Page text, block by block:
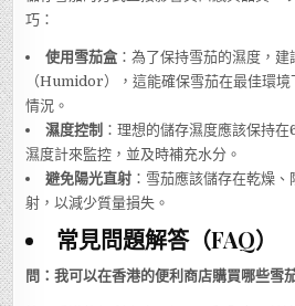
巧：
使用雪茄盒 ：為了保持雪茄的濕度，
（Humidor），這能確保雪茄在最佳環
情況。
濕度控制 ：理想的儲存濕度應該保持
濕度計來監控，並及時補充水分。
避免陽光直射 ：雪茄應該儲存在乾燥
射，以減少質量損失。
常見問題解答（FAQ）
問：我可以在香港的便利商店購買哪些雪